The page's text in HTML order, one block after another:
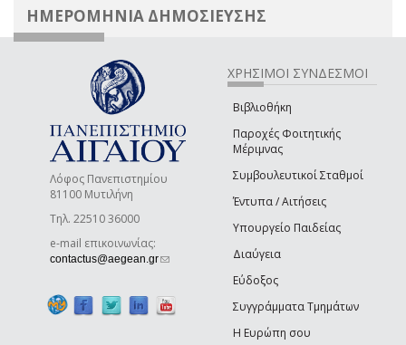
ΗΜΕΡΟΜΗΝΙΑ ΔΗΜΟΣΙΕΥΣΗΣ
Λόφος Πανεπιστημίου
81100 Μυτιλήνη
Τηλ. 22510 36000
e-mail επικοινωνίας:
contactus@aegean.gr(link sends e-mail)
ΧΡΗΣΙΜΟΙ ΣΥΝΔΕΣΜΟΙ
Βιβλιοθήκη
Παροχές Φοιτητικής
Μέριμνας
Συμβουλευτικοί Σταθμοί
Έντυπα / Αιτήσεις
Υπουργείο Παιδείας
Διαύγεια
Εύδοξος
Συγγράμματα Τμημάτων
Η Ευρώπη σου